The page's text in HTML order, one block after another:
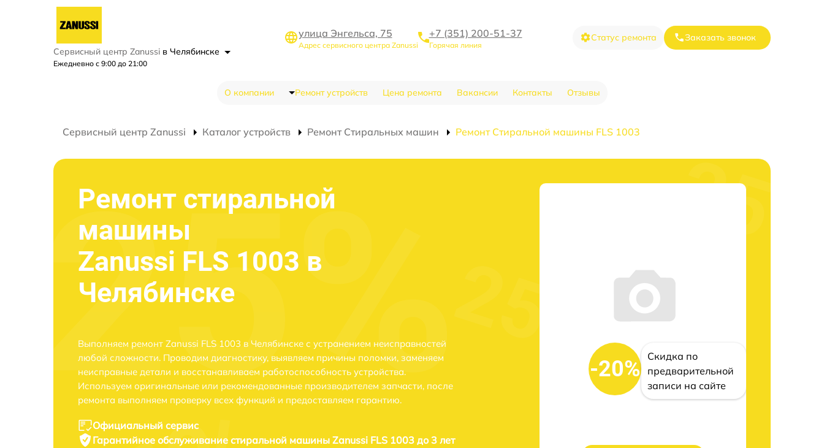
Сервисный центр Zanussi в Челябинске
Ежедневно с 9:00 до 21:00
улица Энгельса, 75
Адрес сервисного центра Zanussi
+7 (351) 200-51-37
Горячая линия
Статус ремонта Заказать звонок
О компании Ремонт устройств Цена ремонта Вакансии Контакты Отзывы
Сервисный центр Zanussi Каталог устройств Ремонт Стиральных машин Ремонт Стиральной машины FLS 1003
Ремонт стиральной
машины
Zanussi FLS 1003 в
Челябинске
Выполняем ремонт Zanussi FLS 1003 в Челябинске с устранением неисправностей
любой сложности. Проводим диагностику, выявляем причины поломки, заменяем
неисправные детали и восстанавливаем работоспособность устройства.
Используем оригинальные или рекомендованные производителем запчасти, после
ремонта выполняем проверку всех функций и предоставляем гарантию.
Официальный сервис
Гарантийное обслуживание стиральной машины Zanussi FLS 1003 до 3 лет
-20%
Скидка по
предварительной
записи на сайте